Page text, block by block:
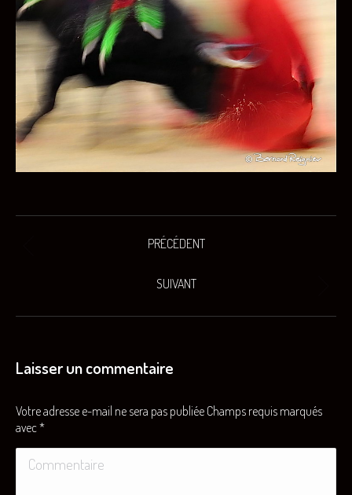
PRÉCÉDENT
précédent
SUIVANT
similaires
Laisser un commentaire
Votre adresse e-mail ne sera pas publiée Champs requis marqués
avec*
Commentaire